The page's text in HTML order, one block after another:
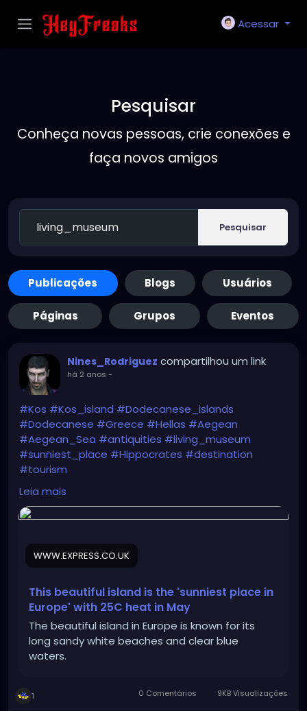
Acessar
Pesquisar
Conheça novas pessoas, crie conexões e
faça novos amigos
Pesquisar
Publicações Blogs Usuários
Páginas Grupos Eventos
Nines_Rodriguez compartilhou um link
há 2 anos -
#Kos #Kos_island #Dodecanese_islands
#Dodecanese #Greece #Hellas #Aegean
#Aegean_Sea #antiquities #living_museum
#sunniest_place #Hippocrates #destination
#tourism
https://www.express.co.uk/travel/articles/1893675/t
ravel-greece-kos-holiday-may
Leia mais
WWW.EXPRESS.CO.UK
This beautiful island is the 'sunniest place in
Europe' with 25C heat in May
The beautiful island in Europe is known for its
long sandy white beaches and clear blue
waters.
1 0 Comentários 9KB Visualizações